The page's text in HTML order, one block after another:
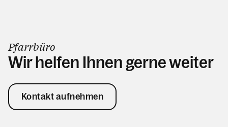
Pfarrbüro
Wir helfen Ihnen gerne weiter
Kontakt aufnehmen